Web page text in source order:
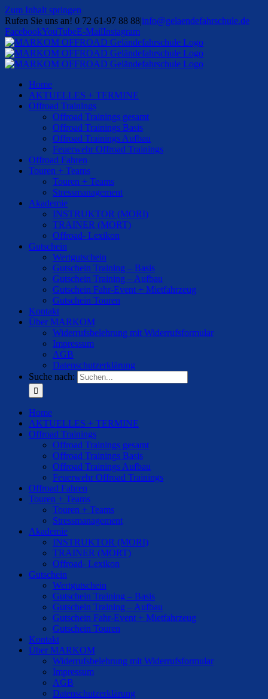
Zum Inhalt springen
Rufen Sie uns an! 0 72 61-97 88 88|info@gelaendefahrschule.de
FacebookYouTubeE-MailInstagram
Home
AKTUELLES + TERMINE
Offroad Trainings
Offroad Trainings gesamt
Offroad Trainings Basis
Offroad Trainings Aufbau
Feuerwehr Offroad Trainings
Offroad Fahren
Touren + Teams
Touren + Teams
Stressmanagement
Akademie
INSTRUKTOR (MORI)
TRAINER (MORT)
Offroad- Lexikon
Gutschein
Wertgutschein
Gutschein Training – Basis
Gutschein Training – Aufbau
Gutschein Fahr-Event + Mietfahrzeug
Gutschein Touren
Kontakt
Über MARKOM
Widerrufsbelehrung mit Widerrufsformular
Impressum
AGB
Datenschutzerklärung
Suche nach:
Home
AKTUELLES + TERMINE
Offroad Trainings
Offroad Trainings gesamt
Offroad Trainings Basis
Offroad Trainings Aufbau
Feuerwehr Offroad Trainings
Offroad Fahren
Touren + Teams
Touren + Teams
Stressmanagement
Akademie
INSTRUKTOR (MORI)
TRAINER (MORT)
Offroad- Lexikon
Gutschein
Wertgutschein
Gutschein Training – Basis
Gutschein Training – Aufbau
Gutschein Fahr-Event + Mietfahrzeug
Gutschein Touren
Kontakt
Über MARKOM
Widerrufsbelehrung mit Widerrufsformular
Impressum
AGB
Datenschutzerklärung